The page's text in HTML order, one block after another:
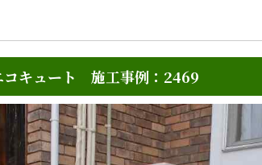
コキュート 施工事例：2469